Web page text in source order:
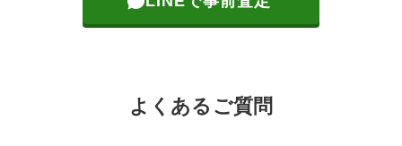
よくあるご質問